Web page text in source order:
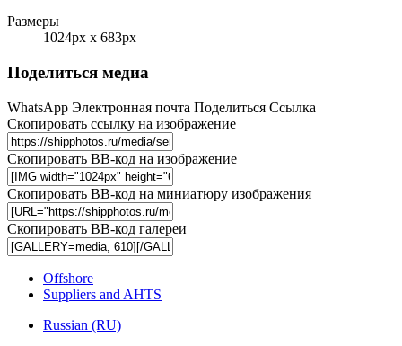
Размеры
1024px x 683px
Поделиться медиа
WhatsApp Электронная почта Поделиться Ссылка
Скопировать ссылку на изображение
Скопировать BB-код на изображение
Скопировать BB-код на миниатюру изображения
Скопировать BB-код галереи
Offshore
Suppliers and AHTS
Russian (RU)